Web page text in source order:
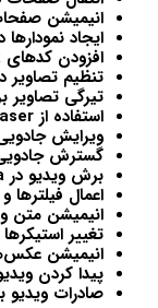
انیمیشن
ایجاد نمودارها
افزودن کدهای QR در
تنظیم تصاویر
تیرگی تصاویر
استفاده از
ویرایش
گسترش
برش ویدیو در
اعمال فیلترها
انیمیشن متن
تغییر
انیمیشن
پیدا کردن
صادرات ویدیو